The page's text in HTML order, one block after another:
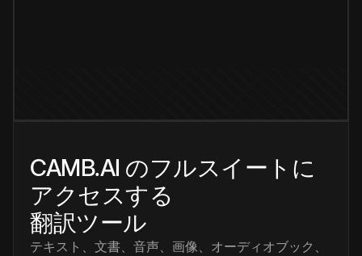
CAMB.AI のフルスイートに
アクセスする
翻訳ツール
テキスト、文書、音声、画像、オーディオブック、